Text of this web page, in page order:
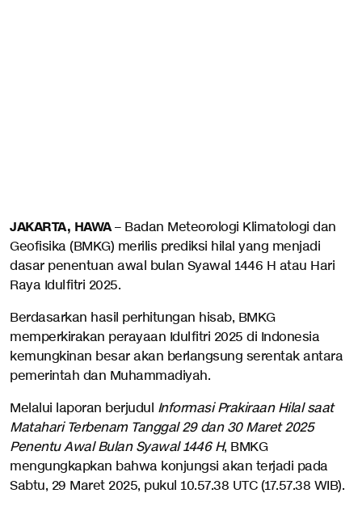
JAKARTA, HAWA– Badan Meteorologi Klimatologi dan
Geofisika (BMKG) merilis prediksi hilal yang menjadi
dasar penentuan awal bulan Syawal 1446 H atau Hari
Raya Idulfitri 2025.
Berdasarkan hasil perhitungan hisab, BMKG
memperkirakan perayaan Idulfitri 2025 di Indonesia
kemungkinan besar akan berlangsung serentak antara
pemerintah dan Muhammadiyah.
Melalui laporan berjudul Informasi Prakiraan Hilal saat
Matahari Terbenam Tanggal 29 dan 30 Maret 2025
Penentu Awal Bulan Syawal 1446 H, BMKG
mengungkapkan bahwa konjungsi akan terjadi pada
Sabtu, 29 Maret 2025, pukul 10.57.38 UTC (17.57.38 WIB).